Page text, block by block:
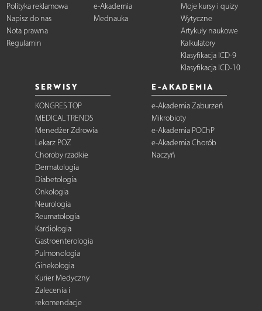
Polityka reklamowa
Napisz do nas
Nota prawna
Regulamin
e-Akademia
Mednauka
Moje kursy i quizy
Wytyczne
Artykuły naukowe
Kalkulatory
Klasyfikacja ICD-9
Klasyfikacja ICD-10
SERWISY
KONGRES TOP
MEDICAL TRENDS
Menedżer Zdrowia
Lekarz POZ
Choroby rzadkie
Dermatologia
Diabetologia
Onkologia
Neurologia
Reumatologia
Kardiologia
Gastroenterologia
Pulmonologia
Ginekologia
Kurier Medyczny
Zalecenia i
rekomendacje
E-AKADEMIA
e-Akademia Zaburzeń
Mikrobioty
e-Akademia POChP
e-Akademia Chorób
Naczyń